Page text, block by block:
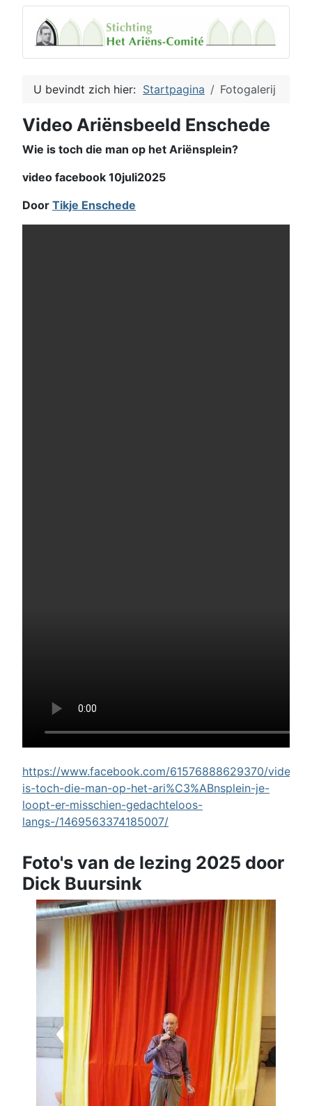
U bevindt zich hier: Startpagina Fotogalerij
Video Ariënsbeeld Enschede
Wie is toch die man op het Ariënsplein?
video facebook 10juli2025
Door Tikje Enschede
https://www.facebook.com/61576888629370/videos/
is-toch-die-man-op-het-ari%C3%ABnsplein-je-
loopt-er-misschien-gedachteloos-
langs-/1469563374185007/
Foto's van de lezing 2025 door
Dick Buursink